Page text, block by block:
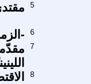
5
-
6
7
8